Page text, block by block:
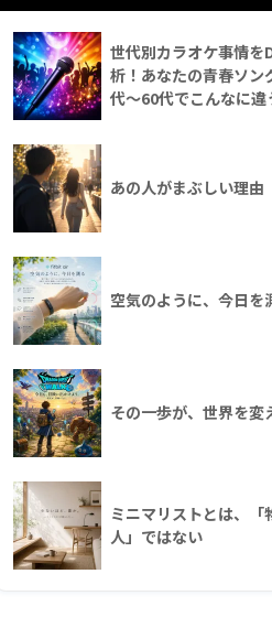
世代別カラオケ事情を
析！あなたの青春ソン
代〜60代でこんなに違
あの人がまぶしい理由
空気のように、今日を
その一歩が、世界を変
ミニマリストとは、「
人」ではない